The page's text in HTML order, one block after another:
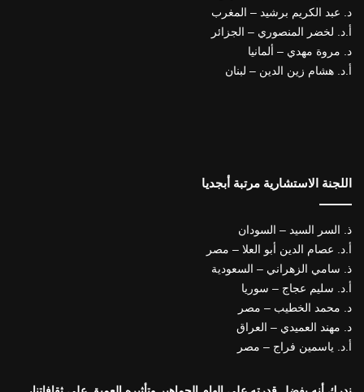
د. عبد الكريم برشيد – المغرب
أ.د. لخضر المنصوري – الجزائر
د. مروة مهدي – ألمانيا
أ.د. هشام زين الدين – لبنان
اللجنة الاستشارية مرتبة أبجديا
ذ. السر السيد – السودان
أ.د. عصام الدين أبو العلا – مصر
ذ. سامي الزهراني – السعودية
أ.د. سليم عجاج – سوريا
د. محمد الخطيب – مصر
د. مهند العميدي – العراق
أ.د. ياسمين فراج – مصر